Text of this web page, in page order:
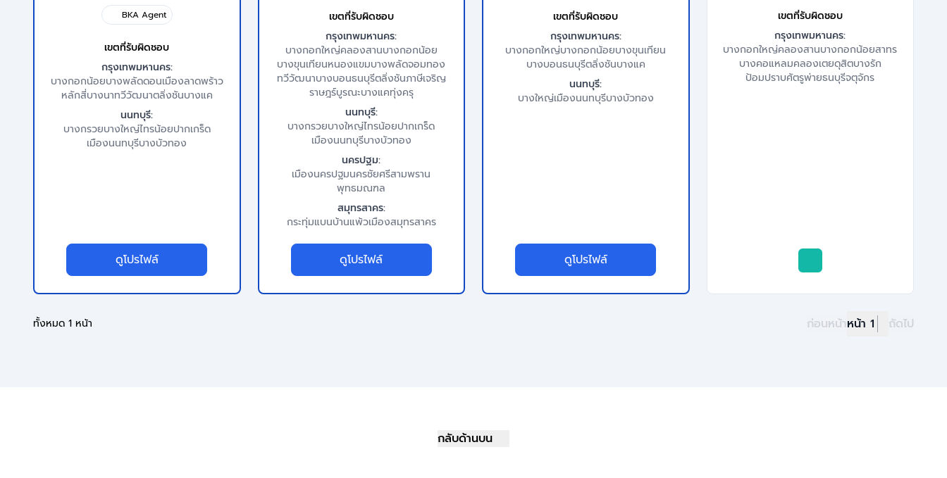
BKA Agent
เขตที่รับผิดชอบ
กรุงเทพมหานคร:
บางกอกน้อยบางพลัดดอนเมืองลาดพร้าว
หลักสี่บางนาทวีวัฒนาตลิ่งชันบางแค
นนทบุรี:
บางกรวยบางใหญ่ไทรน้อยปากเกร็ด
เมืองนนทบุรีบางบัวทอง
ดูโปรไฟล์
เขตที่รับผิดชอบ
กรุงเทพมหานคร:
บางกอกใหญ่คลองสานบางกอกน้อย
บางขุนเทียนหนองแขมบางพลัดจอมทอง
ทวีวัฒนาบางบอนธนบุรีตลิ่งชันภาษีเจริญ
ราษฎร์บูรณะบางแคทุ่งครุ
นนทบุรี:
บางกรวยบางใหญ่ไทรน้อยปากเกร็ด
เมืองนนทบุรีบางบัวทอง
นครปฐม:
เมืองนครปฐมนครชัยศรีสามพราน
พุทธมณฑล
สมุทรสาคร:
กระทุ่มแบนบ้านแพ้วเมืองสมุทรสาคร
ดูโปรไฟล์
เขตที่รับผิดชอบ
กรุงเทพมหานคร:
บางกอกใหญ่บางกอกน้อยบางขุนเทียน
บางบอนธนบุรีตลิ่งชันบางแค
นนทบุรี:
บางใหญ่เมืองนนทบุรีบางบัวทอง
ดูโปรไฟล์
เขตที่รับผิดชอบ
กรุงเทพมหานคร:
บางกอกใหญ่คลองสานบางกอกน้อยสาทร
บางคอแหลมคลองเตยดุสิตบางรัก
ป้อมปราบศัตรูพ่ายธนบุรีจตุจักร
ทั้งหมด 1 หน้า ก่อนหน้าหน้า 1 ถัดไป
กลับด้านบน